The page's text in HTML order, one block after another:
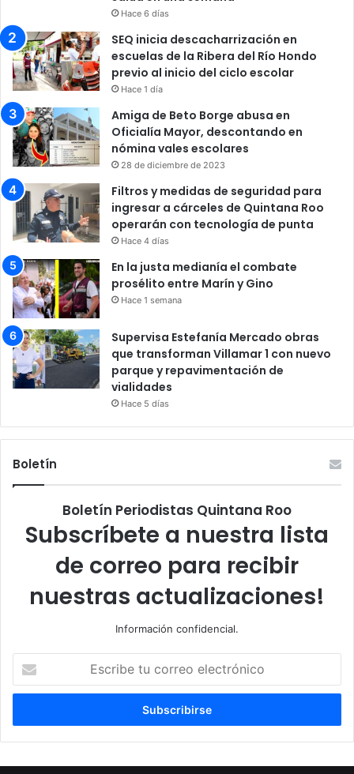
Hace 6 días
SEQ inicia descacharrización en
escuelas de la Ribera del Río Hondo
previo al inicio del ciclo escolar
Hace 1 día
Amiga de Beto Borge abusa en
Oficialía Mayor, descontando en
nómina vales escolares
28 de diciembre de 2023
Filtros y medidas de seguridad para
ingresar a cárceles de Quintana Roo
operarán con tecnología de punta
Hace 4 días
En la justa medianía el combate
prosélito entre Marín y Gino
Hace 1 semana
Supervisa Estefanía Mercado obras
que transforman Villamar 1 con nuevo
parque y repavimentación de
vialidades
Hace 5 días
Boletín
Boletín Periodistas Quintana Roo
Subscríbete a nuestra lista
de correo para recibir
nuestras actualizaciones!
Información confidencial.
correo